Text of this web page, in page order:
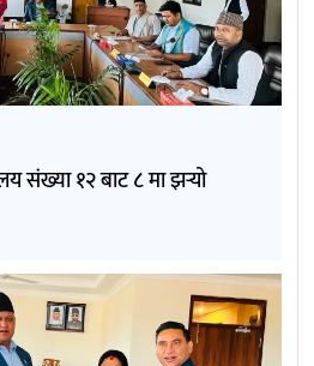
संख्या १२ बाट ८ मा झर्‍यो